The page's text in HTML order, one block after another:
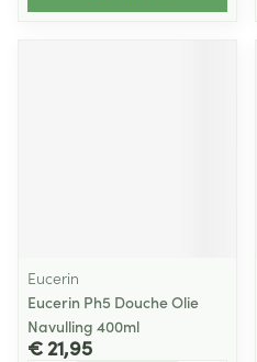
Eucerin
Eucerin Ph5 Douche Olie
Navulling 400ml
€ 21,95